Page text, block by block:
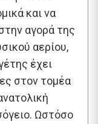
και να
αγορά της
αερίου,
έχει
στον τομέα
Ωστόσο